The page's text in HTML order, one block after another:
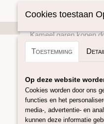
De kameel garens
prettig is om mee te
Kameel garen kopen
staat bekend om zijn
In ons assortiment
100% kameel
Cookies toestaan
Toestemming
Op deze website
Cookies worden door ons
functies en het
media-, advertentie- en
kunnen deze informatie